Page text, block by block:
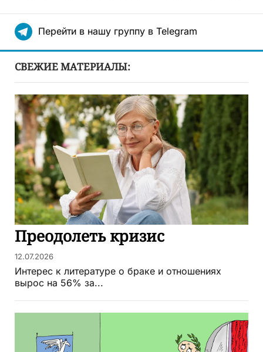
Перейти в нашу группу в Telegram
СВЕЖИЕ МАТЕРИАЛЫ:
Преодолеть кризис
12.07.2026
Интерес к литературе о браке и отношениях
вырос на 56% за...